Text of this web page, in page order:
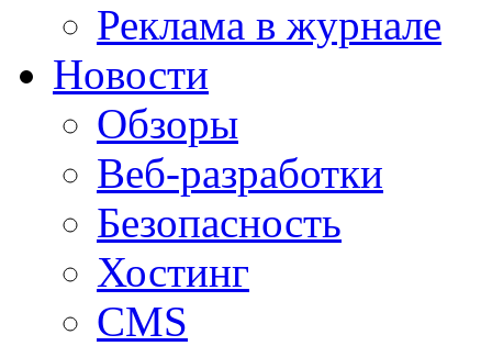
Реклама в журнале
Новости
Обзоры
Веб-разработки
Безопасность
Хостинг
CMS